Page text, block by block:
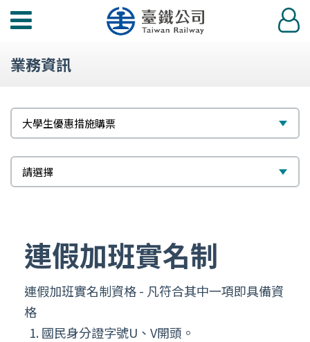
功
選
登
入
業務資訊
題
大學生優惠措施購票
標
請選擇
連假加班實名制
連假加班實名制資格 - 凡符合其中一項即具備資
格
國民身分證字號U、V開頭。